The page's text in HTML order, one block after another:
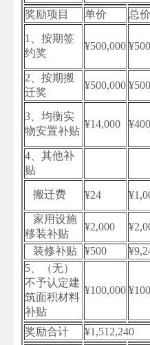
奖励项目 单价 总价
1、按期签
约奖
¥500,000
2、按期搬
迁奖
¥500,000
3、均衡实
物安置补贴
¥14,000
4、其他补
贴
搬迁费 ¥24
家用设施
移装补贴
¥2,000
装修补贴 ¥500
5、（无）
不予认定建
筑面积材料
补贴
¥100,000
奖励合计
¥1,512,240